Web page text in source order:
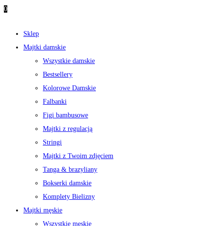
0
Sklep
Majtki damskie
Wszystkie damskie
Bestsellery
Kolorowe Damskie
Falbanki
Figi bambusowe
Majtki z regulacją
Stringi
Majtki z Twoim zdjęciem
Tanga & brazyliany
Bokserki damskie
Komplety Bielizny
Majtki męskie
Wszystkie męskie